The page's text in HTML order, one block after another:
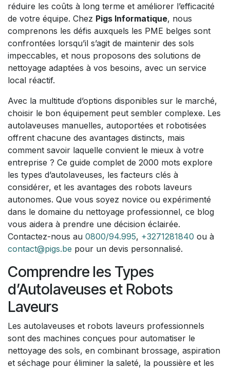
réduire les coûts à long terme et améliorer l’efficacité
de votre équipe. Chez Pigs Informatique, nous
comprenons les défis auxquels les PME belges sont
confrontées lorsqu’il s’agit de maintenir des sols
impeccables, et nous proposons des solutions de
nettoyage adaptées à vos besoins, avec un service
local réactif.
Avec la multitude d’options disponibles sur le marché,
choisir le bon équipement peut sembler complexe. Les
autolaveuses manuelles, autoportées et robotisées
offrent chacune des avantages distincts, mais
comment savoir laquelle convient le mieux à votre
entreprise ? Ce guide complet de 2000 mots explore
les types d’autolaveuses, les facteurs clés à
considérer, et les avantages des robots laveurs
autonomes. Que vous soyez novice ou expérimenté
dans le domaine du nettoyage professionnel, ce blog
vous aidera à prendre une décision éclairée.
Contactez-nous au 0800/94.995, +3271281840 ou à
contact@pigs.be pour un devis personnalisé.
Comprendre les Types
d’Autolaveuses et Robots
Laveurs
Les autolaveuses et robots laveurs professionnels
sont des machines conçues pour automatiser le
nettoyage des sols, en combinant brossage, aspiration
et séchage pour éliminer la saleté, la poussière et les